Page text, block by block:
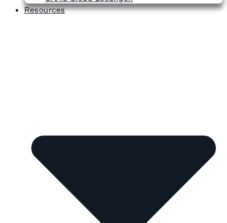
Resources